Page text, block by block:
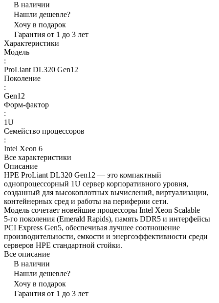
В наличии
Нашли дешевле?
Хочу в подарок
Гарантия от 1 до 3 лет
Характеристики
Модель
:
ProLiant DL320 Gen12
Поколение
:
Gen12
Форм-фактор
:
1U
Семейство процессоров
:
Intel Xeon 6
Все характеристики
Описание
HPE ProLiant DL320 Gen12 — это компактный
однопроцессорный 1U сервер корпоративного уровня,
созданный для высокоплотных вычислений, виртуализации,
контейнерных сред и работы на периферии сети.
Модель сочетает новейшие процессоры Intel Xeon Scalable
5‑го поколения (Emerald Rapids), память DDR5 и интерфейсы
PCI Express Gen5, обеспечивая лучшее соотношение
производительности, емкости и энергоэффективности среди
серверов HPE стандартной стойки.
Все описание
В наличии
Нашли дешевле?
Хочу в подарок
Гарантия от 1 до 3 лет